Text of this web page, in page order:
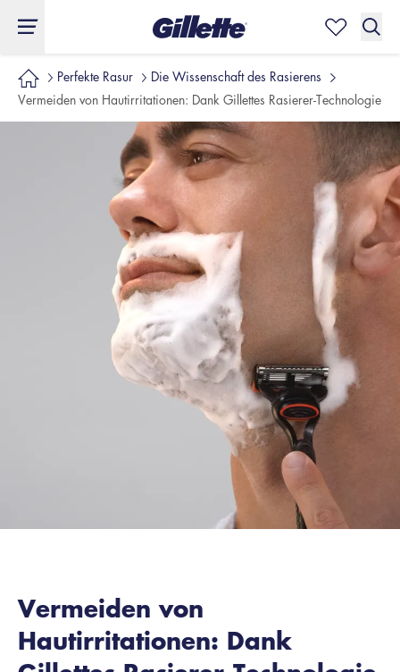
Perfekte Rasur
Die Wissenschaft des Rasierens
Vermeiden von Hautirritationen: Dank Gillettes Rasierer-Technologie
Vermeiden von
Hautirritationen: Dank